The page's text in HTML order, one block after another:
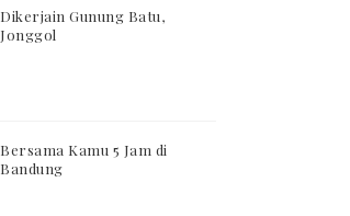
Dikerjain Gunung Batu,
Jonggol
Bersama Kamu 5 Jam di
Bandung